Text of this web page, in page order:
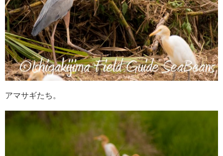
アマサギたち。